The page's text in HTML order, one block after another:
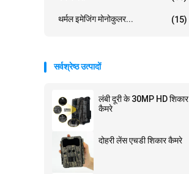
थर्मल इमेजिंग मोनोकुलर... (15)
सर्वश्रेष्ठ उत्पादों
लंबी दूरी के 30MP HD शिकार
कैमरे
दोहरी लेंस एचडी शिकार कैमरे